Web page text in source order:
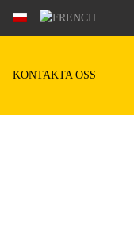
KONTAKTA OSS